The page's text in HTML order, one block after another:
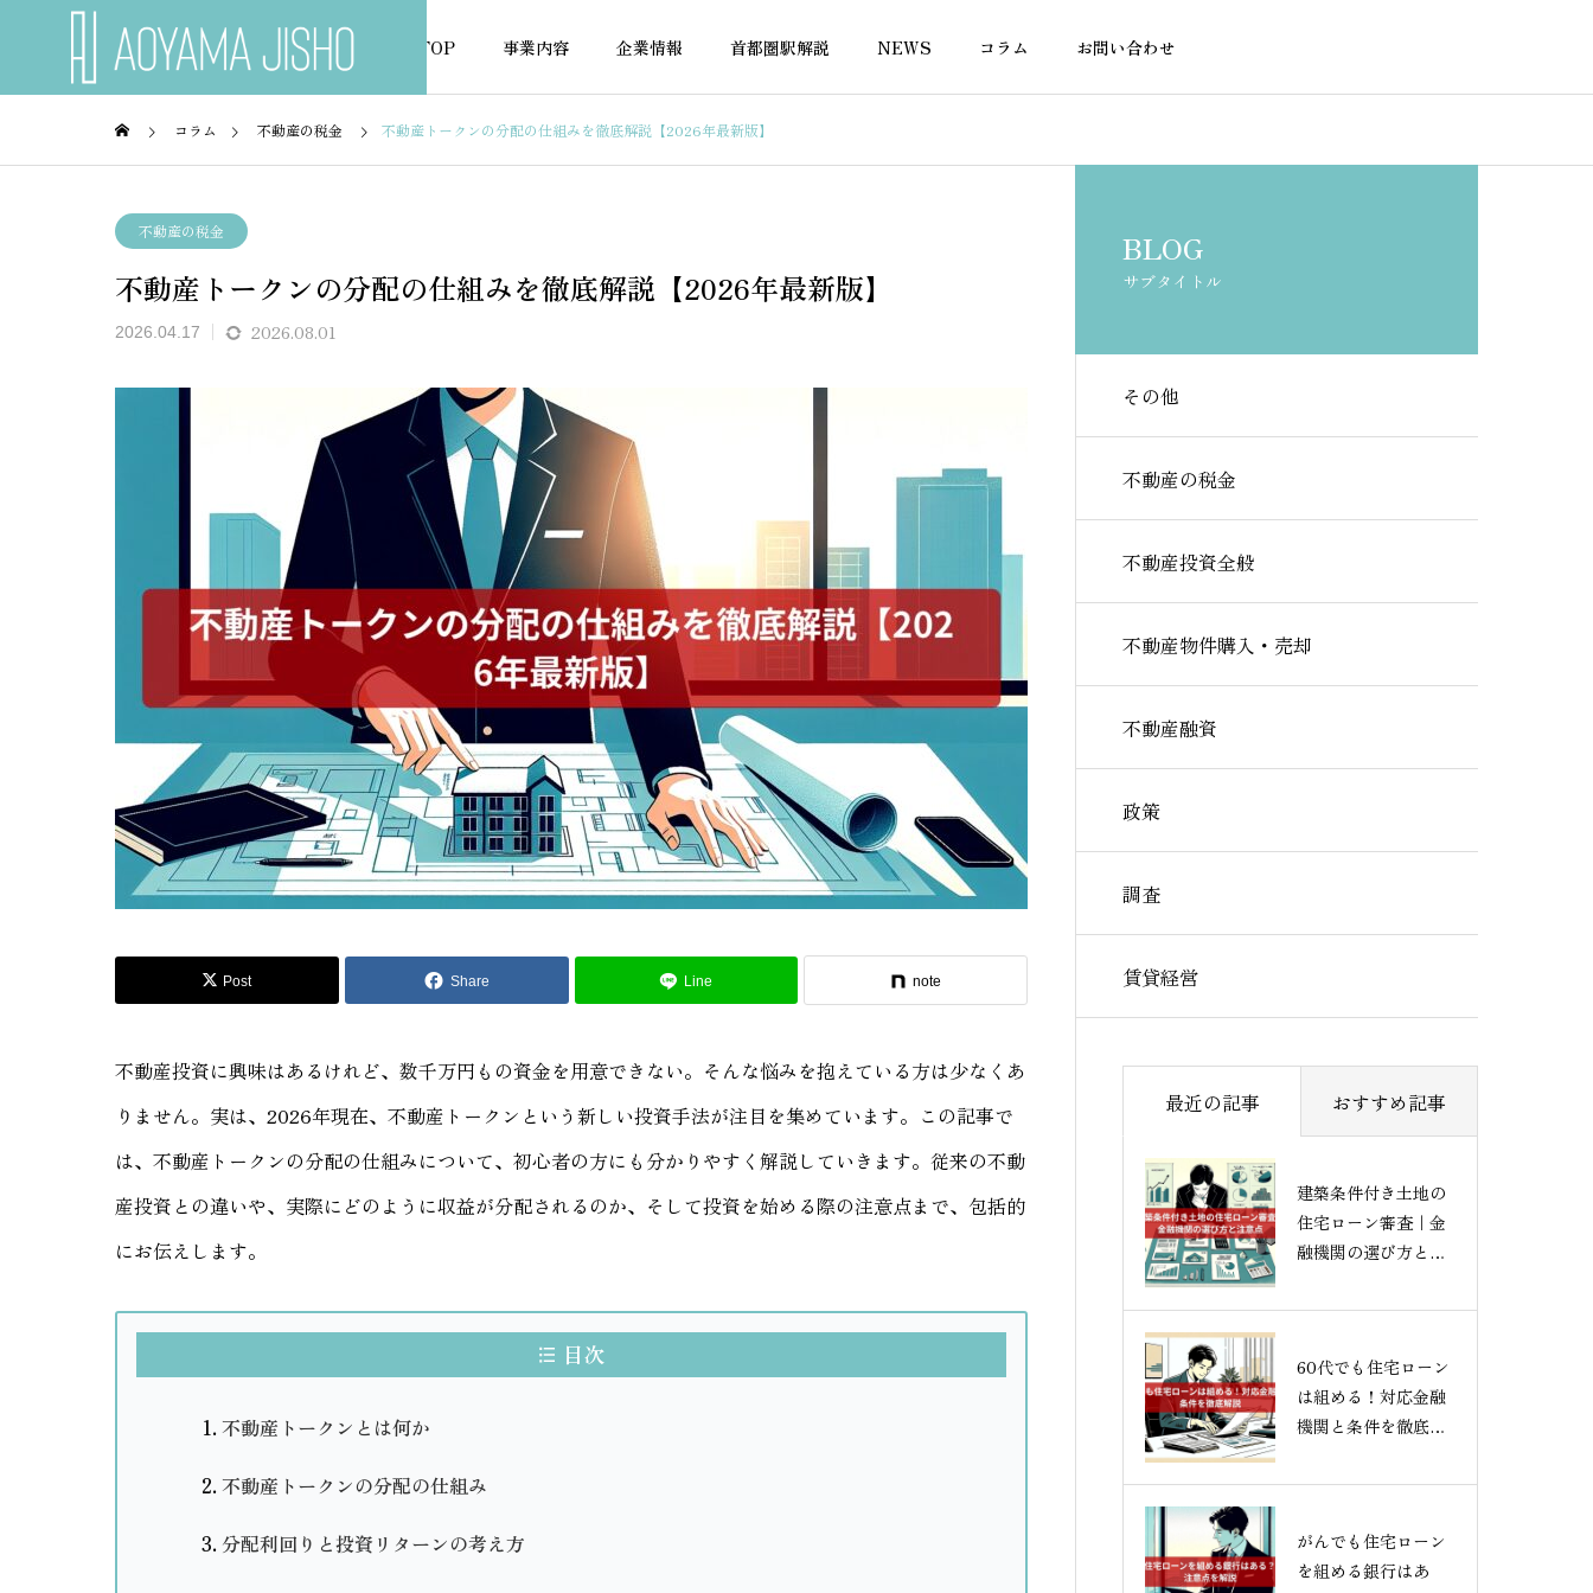
TOP 事業内容 企業情報 首都圏駅解説 NEWS コラム お問い合わせ
NEWS
お知らせ
建築条件付き土地の住宅ロー
ン審査｜金融機関の選び方と
60代でも住宅ローンは組め
る！対応金融機関と条件を徹
底解説
農地転用と住宅ローン審査｜
点
確認済証なし
コラム 不動産の税金 不動産トークンの分配の仕組みを徹底解説【2026年最新版】
不動産の税金
不動産トークンの分配の仕組みを徹底解説【2026年最新版】
2026.04.17 2026.08.01
Post Share Line note
不動産投資に興味はあるけれど、数千万円もの資金を用意できない。そんな悩みを抱えている方は少なくあ
りません。実は、2026年現在、不動産トークンという新しい投資手法が注目を集めています。この記事で
は、不動産トークンの分配の仕組みについて、初心者の方にも分かりやすく解説していきます。従来の不動
産投資との違いや、実際にどのように収益が分配されるのか、そして投資を始める際の注意点まで、包括的
にお伝えします。
目次
不動産トークンとは何か
不動産トークンの分配の仕組み
分配利回りと投資リターンの考え方
BLOG
サブタイトル
その他
不動産の税金
不動産投資全般
不動産物件購入・売却
不動産融資
政策
調査
賃貸経営
最近の記事 おすすめ記事
建築条件付き土地の
住宅ローン審査｜金
融機関の選び方と注
60代でも住宅ローン
は組める！対応金融
機関と条件を徹底解
がんでも住宅ローン
を組める銀行はあ